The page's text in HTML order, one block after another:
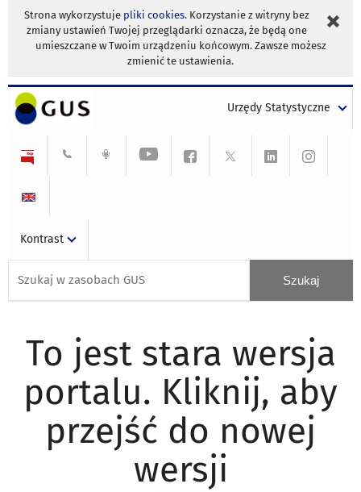
Strona wykorzystuje pliki cookies. Korzystanie z witryny bez
zmiany ustawień Twojej przeglądarki oznacza, że będą one
umieszczane w Twoim urządzeniu końcowym. Zawsze możesz
zmienić te ustawienia.
Urzędy Statystyczne
Kontrast
To jest stara wersja
portalu. Kliknij, aby
przejść do nowej
wersji